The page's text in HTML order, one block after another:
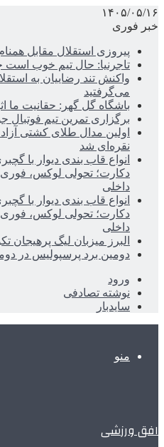
۱۴۰۵/۰۵/۱۶
خبر فوری
پیروزی استقلال مقابل
تاجرنیا: حال تیم خوب است
واکنش تند رضاییان به
می‌گرفتید
باشگاه گل گهر: حقانیت ما
برگزاری تمرین تیم فوتبال
اولین مدال طلای کشتی
نقره‌ای شد
انواع قاب بندی دیوار با
دکارت؛ تحولی لوکس،
داخلی
انواع قاب بندی دیوار با
دکارت؛ تحولی لوکس،
داخلی
البرز میزبان لیگ پرهیجان
دومین برد پرسپولیس در
ورود
نوشته تصادفی
سایدبار
منو
افق ورزشی